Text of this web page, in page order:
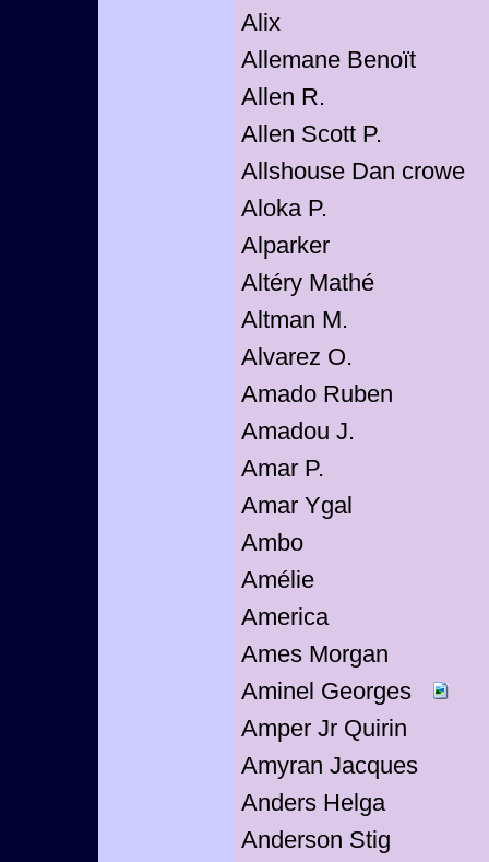
Alix
Allemane Benoït
Allen R.
Allen Scott P.
Allshouse Dan crowe
Aloka P.
Alparker
Altéry Mathé
Altman M.
Alvarez O.
Amado Ruben
Amadou J.
Amar P.
Amar Ygal
Ambo
Amélie
America
Ames Morgan
Aminel Georges
Amper Jr Quirin
Amyran Jacques
Anders Helga
Anderson Stig